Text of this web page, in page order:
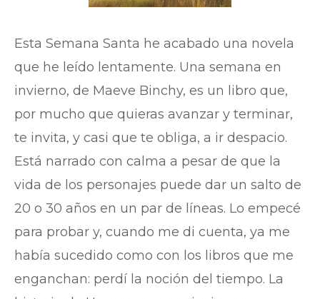
Esta Semana Santa he acabado una novela
que he leído lentamente. Una semana en
invierno, de Maeve Binchy, es un libro que,
por mucho que quieras avanzar y terminar,
te invita, y casi que te obliga, a ir despacio.
Está narrado con calma a pesar de que la
vida de los personajes puede dar un salto de
20 o 30 años en un par de líneas. Lo empecé
para probar y, cuando me di cuenta, ya me
había sucedido como con los libros que me
enganchan: perdí la noción del tiempo. La